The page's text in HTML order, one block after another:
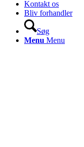
Kontakt os
Bliv forhandler
Søg
Menu Menu